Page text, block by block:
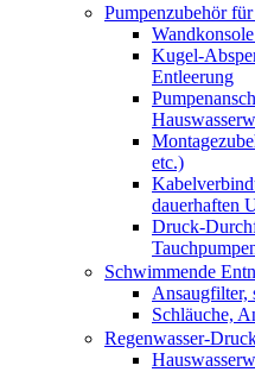
Pumpenzubehör
Kugel-
Entleerung
etc.)
dauerhaften
Druck-
Schwimmende
Ansaugfilter,
Schläuche,
Regenwasser-